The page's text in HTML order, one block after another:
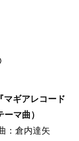
マギアレコード
マ曲）
倉内達矢